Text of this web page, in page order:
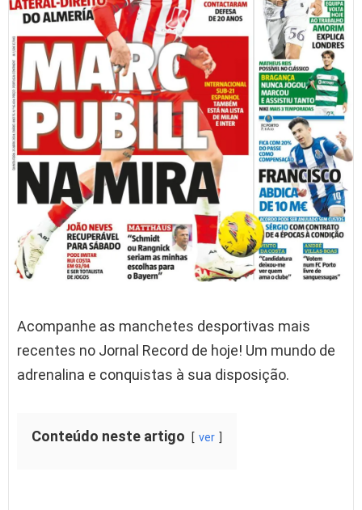
Acompanhe as manchetes desportivas mais
recentes no Jornal Record de hoje! Um mundo de
adrenalina e conquistas à sua disposição.
Conteúdo neste artigo ver